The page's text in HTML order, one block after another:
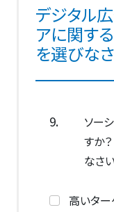
デジタル
アに関す
を選びなさ
9.
ソー
すか
なさい
高いター